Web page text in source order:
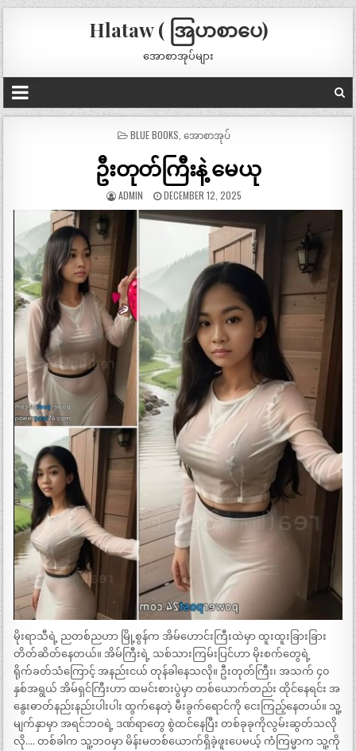
Hlataw ( အြပာစာပေ)
အောစာအုပ်များ
POSTED
BLUE BOOKS အောစာအုပ်
ဦးတုတ်ကြီးနဲ့ မေယု
ADMIN DECEMBER 12, 2025
မိုးရာသီရဲ့ ညတစ်ညဟာ မြို့စွန်က အိမ်ဟောင်းကြီးထဲမှာ ထူးထူးခြားခြား
တိတ်ဆိတ်နေတယ်။ အိမ်ကြီးရဲ့ သစ်သားကြမ်းပြင်ဟာ မိုးစက်တွေရဲ့
ရိုက်ခတ်သံကြောင့် အနည်းငယ် တုန်ခါနေသလို။ ဦးတုတ်ကြီး၊ အသက် ၄၀
နှစ်အရွယ် အိမ်ရှင်ကြီးဟာ ထမင်းစားပွဲမှာ တစ်ယောက်တည်း ထိုင်နေရင်း အ
နွေးဓာတ်နည်းနည်းပါးပါး ထွက်နေတဲ့ မီးခွက်ရောင်ကို ငေးကြည့်နေတယ်။ သူ့
မျက်နှာမှာ အရင်ဘဝရဲ့ ဒဏ်ရာတွေ စွဲထင်နေပြီး တစ်ခုခုကိုလွမ်းဆွတ်သလို
လို…. တစ်ခါက သူ့ဘဝမှာ မိန်းမတစ်ယောက်ရှိခဲ့ဖူးပေမယ့် ကံကြမ္မာက သူ့ကို